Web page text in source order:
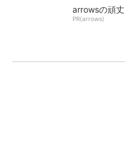
arrowsの頑
PR(arrows)